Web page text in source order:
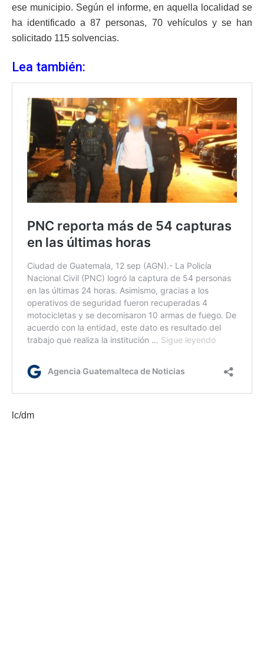
ese municipio. Según el informe, en aquella localidad se
ha identificado a 87 personas, 70 vehículos y se han
solicitado 115 solvencias.
Lea también:
lc/dm